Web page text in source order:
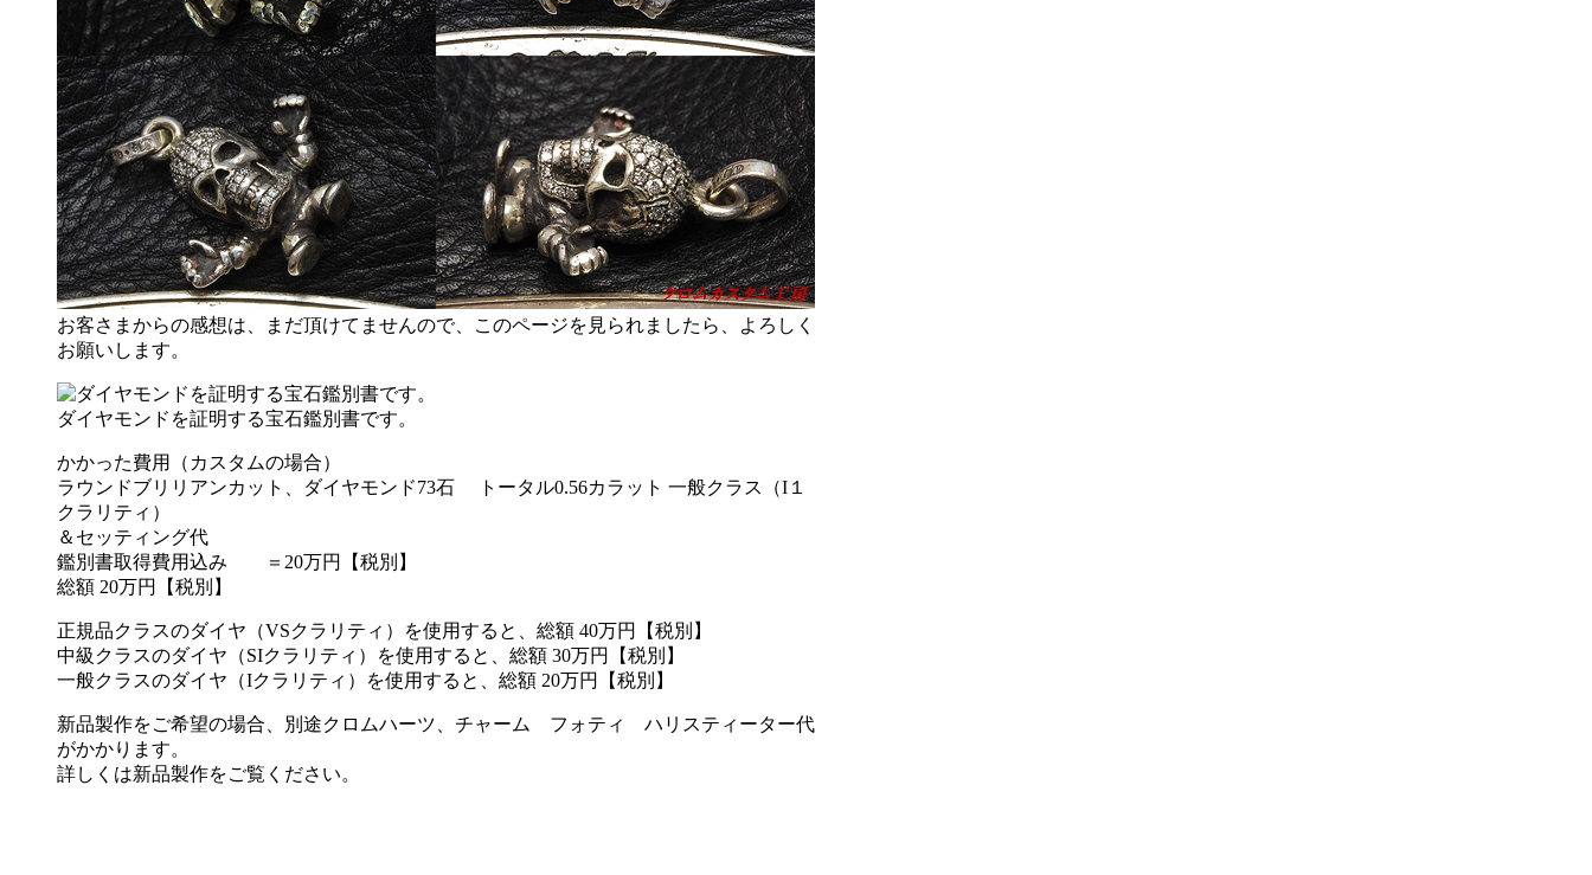
お客さまからの感想は、まだ頂けてませんので、このページを見られましたら、よろしく
お願いします。
ダイヤモンドを証明する宝石鑑別書です。
かかった費用（カスタムの場合）
ラウンドブリリアンカット、ダイヤモンド73石 トータル0.56カラット 一般クラス（I１
クラリティ）
＆セッティング代
鑑別書取得費用込み ＝20万円【税別】
総額 20万円【税別】
正規品クラスのダイヤ（VSクラリティ）を使用すると、総額 40万円【税別】
中級クラスのダイヤ（SIクラリティ）を使用すると、総額 30万円【税別】
一般クラスのダイヤ（Iクラリティ）を使用すると、総額 20万円【税別】
新品製作をご希望の場合、別途クロムハーツ、チャーム フォティ ハリスティーター代
がかかります。
詳しくは新品製作をご覧ください。